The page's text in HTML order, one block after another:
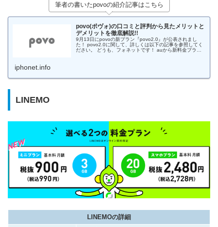
筆者の書いたpovoの紹介記事はこちら
povo(ポヴォ)の口コミと評判から見たメリットと
デメリットを徹底解説!!
9月13日にpovoの新プラン『povo2.0』が公表されまし
た！ povo2.0に関して、詳しくは以下の記事を参照してく
ださい。 どうも、フォネットです！ auから新料金プラン
iphonet.info
LINEMO
LINEMOの詳細